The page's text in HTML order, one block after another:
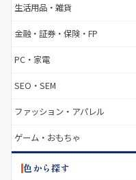
生活用品・雑貨
金融・証券・保険・FP
PC・家電
SEO・SEM
ファッション・アパレル
ゲーム・おもちゃ
色から探す